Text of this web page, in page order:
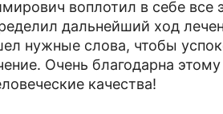
воплотил в себе все
дальнейший ход
нужные слова, чтобы
Очень благодарна этому
качества!